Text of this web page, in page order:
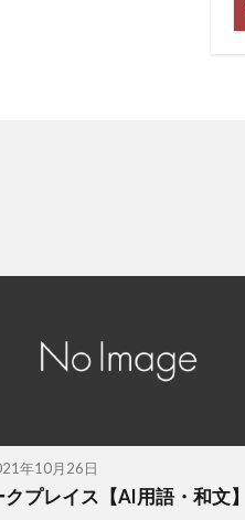
年10月26日
クプレイス【AI用語・和文】